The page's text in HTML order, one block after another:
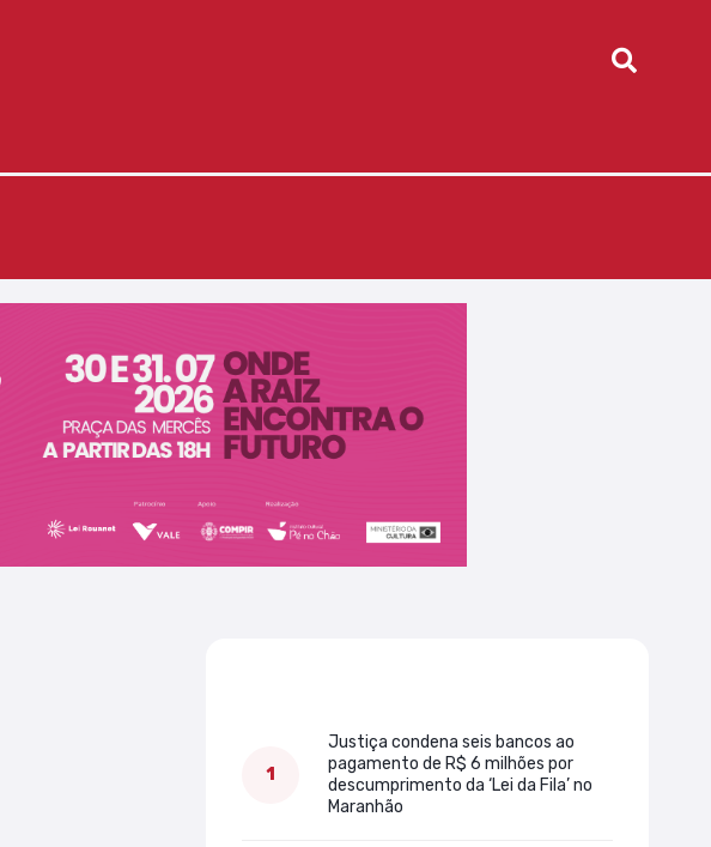
Justiça condena seis bancos ao
pagamento de R$ 6 milhões por
descumprimento da ‘Lei da Fila’ no
Maranhão